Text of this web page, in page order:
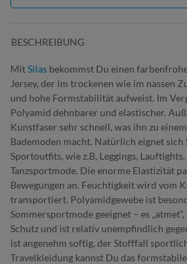
BESCHREIBUNG
MitSilas bekommst Du einen
Jersey, der im trockenen wie im nassen
und hohe Formstabilität aufweist. Im
Polyamid dehnbarer und elastischer.
Kunstfaser sehr schnell, was ihn zu
Bademoden macht. Natürlich eignet sich
Sportoutfits, wie z.B, Leggings,
Tanzsportmode. Die enorme Elastizität
Bewegungen an. Feuchtigkeit wird vom
transportiert. Polyamidgewebe ist
Sommersportmode geeignet – es
Schutz und ist relativ unempfindlich
ist angenehm softig, der Stofffall
Travelkleidung kannst Du das